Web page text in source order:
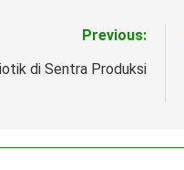
Previous:
di Sentra Produksi